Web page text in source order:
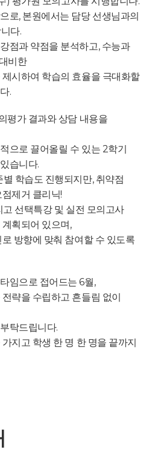
로, 본원에서는 담당 선생님과의
다.
점과 약점을 분석하고, 수능과
비한
시하여 학습의 효율을 극대화할
.
평가 결과와 상담 내용을
으로 끌어올릴 수 있는 2학기
습니다.
학습도 진행되지만, 취약점
제거 클리닉!
선택특강 및 실전 모의고사
획되어 있으며,
방향에 맞춰 참여할 수 있도록
임으로 접어드는 6월,
략을 수립하고 흔들림 없이
탁드립니다.
지고 학생 한 명 한 명을 끝까지